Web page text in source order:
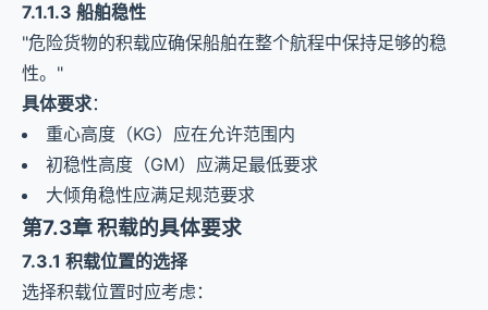
7.1.1.3 船舶稳性
"危险货物的积载应确保船舶在整个航程中保持足够的稳
性。"
具体要求：
重心高度（KG）应在允许范围内
初稳性高度（GM）应满足最低要求
大倾角稳性应满足规范要求
第7.3章 积载的具体要求
7.3.1 积载位置的选择
选择积载位置时应考虑：